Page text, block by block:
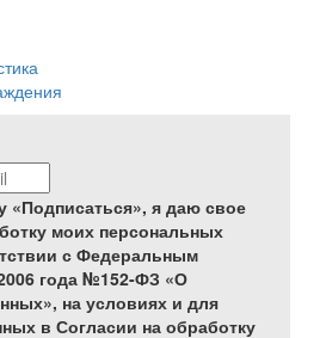
«Подписаться», я даю свое
моих персональных
с Федеральным
года №152-ФЗ «О
на условиях и для
в Согласии на обработку